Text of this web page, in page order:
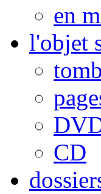
en
l'objet
CD